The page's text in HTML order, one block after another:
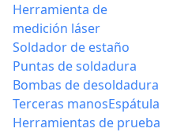
Herramienta de
medición láser
Soldador de estaño
Puntas de soldadura
Bombas de desoldadura
Terceras manosEspátula
Herramientas de prueba